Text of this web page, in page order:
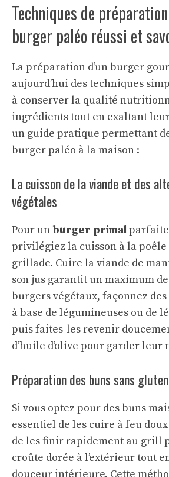
Techniques de
burger paléo réussi et
La préparation d’un burger
aujourd’hui des techniques
à conserver la qualité
ingrédients tout en exaltant
un guide pratique permettant
burger paléo à la maison :
La cuisson de la viande et des
végétales
Pour un burger primal
privilégiez la cuisson à la poêle
grillade. Cuire la viande de
son jus garantit un maximum
burgers végétaux, façonnez
à base de légumineuses ou de
puis faites-les revenir
d’huile d’olive pour garder leur
Préparation des buns sans gluten
Si vous optez pour des buns
essentiel de les cuire à feu
de les finir rapidement au grill
croûte dorée à l’extérieur tout